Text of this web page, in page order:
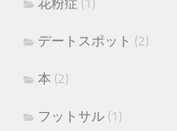
花粉症 (1)
デートスポット (2)
本 (2)
フットサル (1)